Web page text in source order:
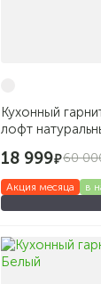
Кухонный
лофт
18 999 60
Акция месяца в